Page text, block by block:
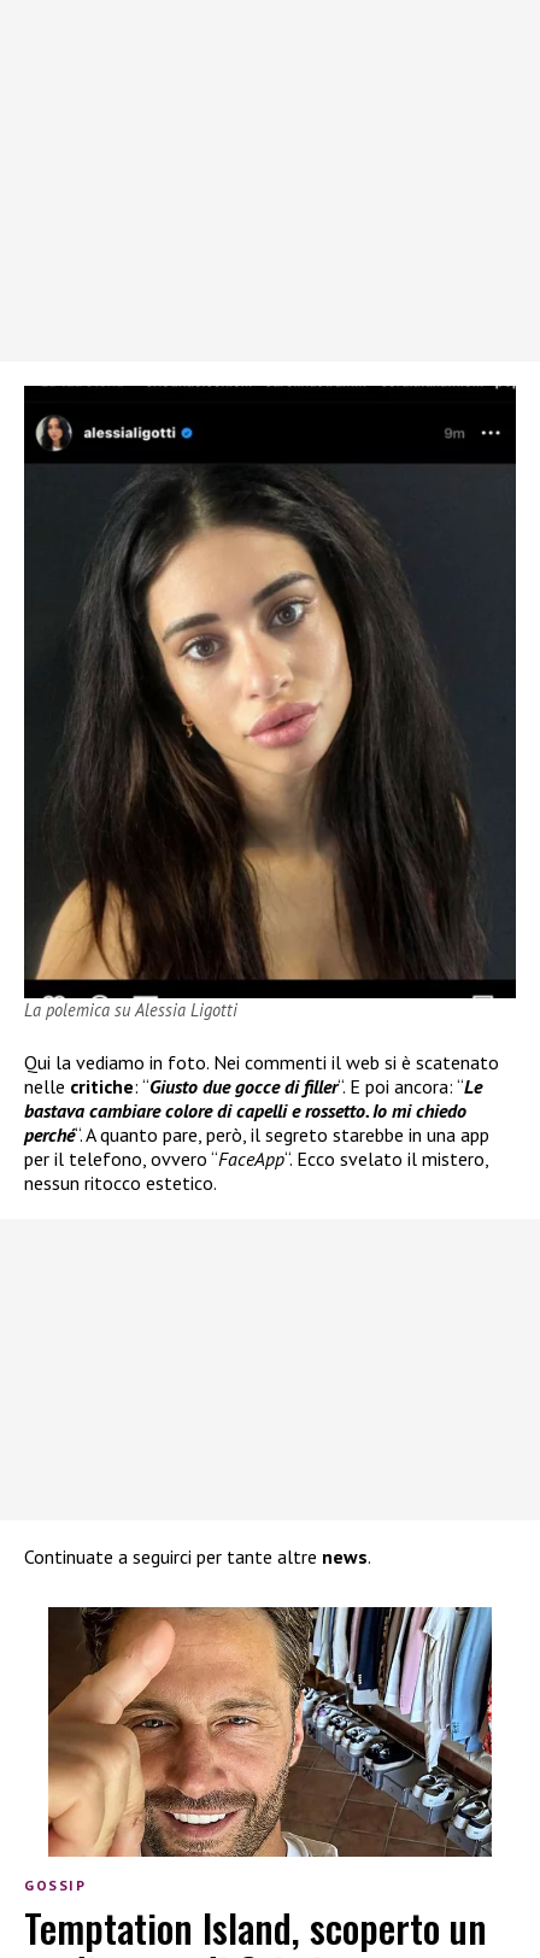
La polemica su Alessia Ligotti
Qui la vediamo in foto. Nei commenti il web si è scatenato
nelle critiche: “Giusto due gocce di filler“. E poi ancora: “Le
bastava cambiare colore di capelli e rossetto. Io mi chiedo
perché“. A quanto pare, però, il segreto starebbe in una app
per il telefono, ovvero “FaceApp“. Ecco svelato il mistero,
nessun ritocco estetico.
Continuate a seguirci per tante altre news.
GOSSIP
Temptation Island, scoperto un